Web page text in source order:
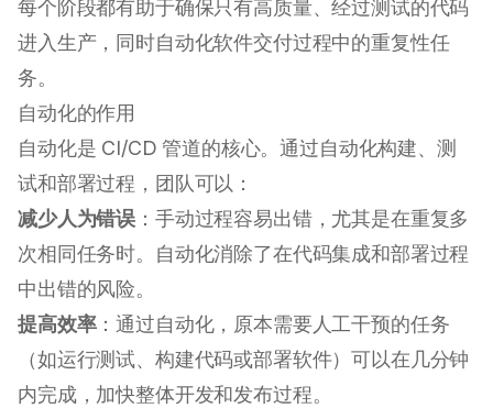
每个阶段都有助于确保只有高质量、经过测试的代码
进入生产，同时自动化软件交付过程中的重复性任
务。
自动化的作用
自动化是 CI/CD 管道的核心。通过自动化构建、测
试和部署过程，团队可以：
减少人为错误 ：手动过程容易出错，尤其是在重复多
次相同任务时。自动化消除了在代码集成和部署过程
中出错的风险。
提高效率：通过自动化，原本需要人工干预的任务
（如运行测试、构建代码或部署软件）可以在几分钟
内完成，加快整体开发和发布过程。